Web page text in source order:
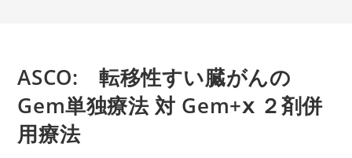
ASCO: 転移性すい臓がんの
Gem単独療法 対 Gem+ⅹ ２剤併
用療法